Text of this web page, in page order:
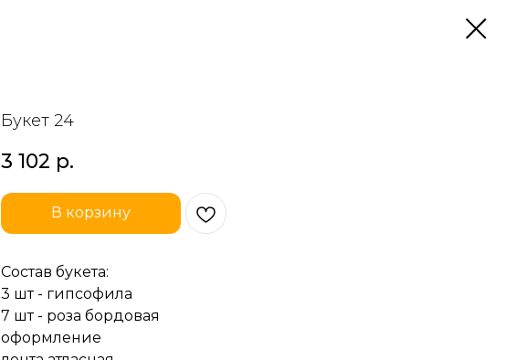
Букет 24
3 102 р.
В корзину
Состав букета:
3 шт - гипсофила
7 шт - роза бордовая
оформление